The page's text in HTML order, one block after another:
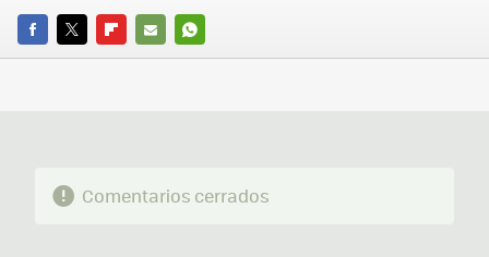
FACEBOOK
TWITTERFLIPBOARD
E-
WHATSAPP
Comentarios cerrados